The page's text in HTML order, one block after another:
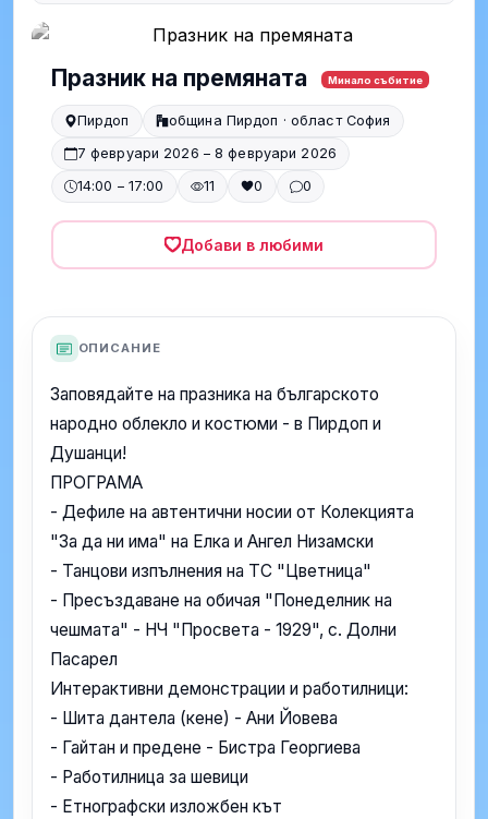
Празник на премяната Минало събитие
Пирдоп
община Пирдоп · област София
7 февруари 2026 – 8 февруари 2026
14:00 – 17:00
11 0 0
Добави в любими
ОПИСАНИЕ
Заповядайте на празника на българското
народно облекло и костюми - в Пирдоп и
Душанци!
ПРОГРАМА
- Дефиле на автентични носии от Колекцията
"За да ни има" на Елка и Ангел Низамски
- Танцови изпълнения на ТС "Цветница"
- Пресъздаване на обичая "Понеделник на
чешмата" - НЧ "Просвета - 1929", с. Долни
Пасарел
Интерактивни демонстрации и работилници:
- Шита дантела (кене) - Ани Йовева
- Гайтан и предене - Бистра Георгиева
- Работилница за шевици
- Етнографски изложбен кът